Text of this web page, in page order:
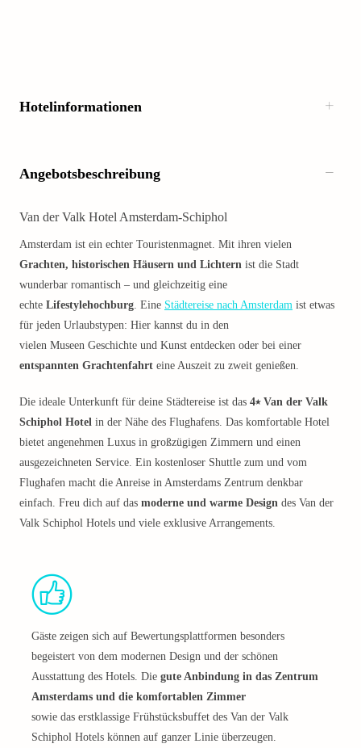
Hotelinformationen
Angebotsbeschreibung
Van der Valk Hotel Amsterdam-Schiphol
Amsterdam ist ein echter Touristenmagnet. Mit ihren vielen
Grachten, historischen Häusern und Lichtern ist die Stadt
wunderbar romantisch – und gleichzeitig eine
echte Lifestylehochburg. Eine Städtereise nach Amsterdam ist etwas
für jeden Urlaubstypen: Hier kannst du in den
vielen Museen Geschichte und Kunst entdecken oder bei einer
entspannten Grachtenfahrt eine Auszeit zu zweit genießen.
Die ideale Unterkunft für deine Städtereise ist das 4⭑ Van der Valk
Schiphol Hotel in der Nähe des Flughafens. Das komfortable Hotel
bietet angenehmen Luxus in großzügigen Zimmern und einen
ausgezeichneten Service. Ein kostenloser Shuttle zum und vom
Flughafen macht die Anreise in Amsterdams Zentrum denkbar
einfach. Freu dich auf das moderne und warme Design des Van der
Valk Schiphol Hotels und viele exklusive Arrangements.
Gäste zeigen sich auf Bewertungsplattformen besonders
begeistert von dem modernen Design und der schönen
Ausstattung des Hotels. Die gute Anbindung in das Zentrum
Amsterdams und die komfortablen Zimmer
sowie das erstklassige Frühstücksbuffet des Van der Valk
Schiphol Hotels können auf ganzer Linie überzeugen.